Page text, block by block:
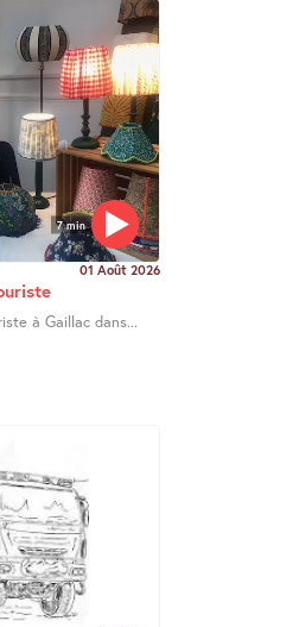
7 min
01 Août 2026
à Gaillac dans...